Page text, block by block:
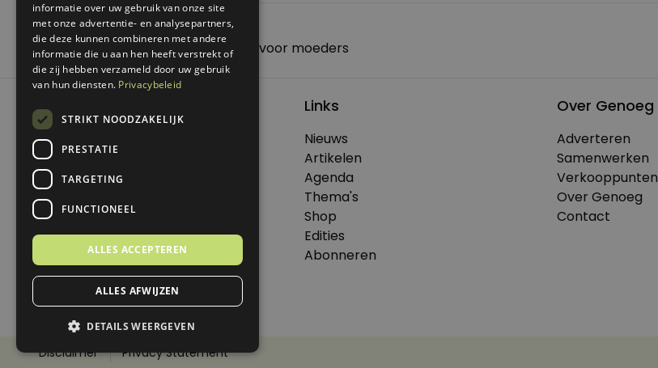
Posted inNieuws,Samenleving
Bericht
navigatie
Previous: Koken voor microkrediet voor moeders
Next: DIY Herfstschatten
© 2026 Genoeg .
Alle rechten voorbehouden.
Dit is een uitgave van Virtùmedia
Links
Nieuws
Artikelen
Agenda
Thema's
Shop
Edities
Abonneren
Over Genoeg
Adverteren
Samenwerken
Verkooppunten
Over Genoeg
Contact
Disclaimer Privacy Statement
informatie over uw gebruik van onze site
met onze advertentie- en analysepartners,
die deze kunnen combineren met andere
informatie die u aan hen heeft verstrekt of
die zij hebben verzameld door uw gebruik
van hun diensten. Privacybeleid
STRIKT NOODZAKELIJK
PRESTATIE
TARGETING
FUNCTIONEEL
ALLES ACCEPTEREN
ALLES AFWIJZEN
DETAILS WEERGEVEN